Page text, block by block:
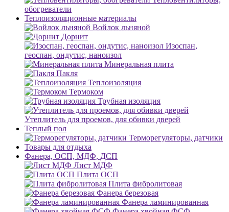
обогреватели
Теплоизоляционные материалы
Войлок льняной
Дорнит
Изоспан,
геоспан, ондутис, наноизол
Минеральная плита
Пакля
Теплоизоляция
Термоком
Трубная изоляция
Утеплитель для проемов, для обивки дверей
Теплый пол
Терморегуляторы, датчики
Товары для отдыха
Фанера, ОСП, МДФ, ДСП
Лист МДФ
Плита ОСП
Плита фибролитовая
Фанера березовая
Фанера ламинированная